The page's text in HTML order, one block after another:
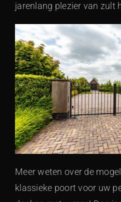
jarenlang plezier van zult
Meer weten over de
klassieke poort voor uw